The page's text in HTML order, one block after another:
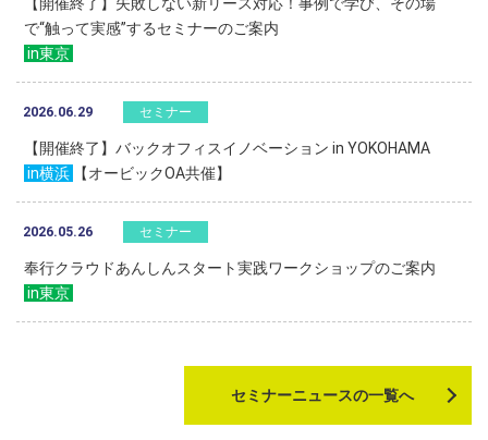
で“触って実感”するセミナーのご案内
in東京
2026.06.29 セミナー
【開催終了】バックオフィスイノベーション in YOKOHAMA
in横浜
【オービックOA共催】
2026.05.26 セミナー
奉行クラウドあんしんスタート実践ワークショップのご案内
in東京
セミナーニュースの一覧へ